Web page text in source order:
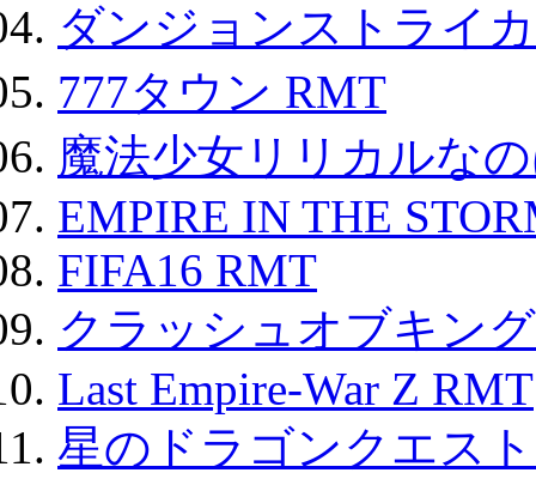
ダンジョンストライ
777タウン RMT
魔法少女リリカルな
EMPIRE IN THE
FIFA16 RMT
クラッシュオブキン
Last Empire-War Z RMT
星のドラゴンクエス